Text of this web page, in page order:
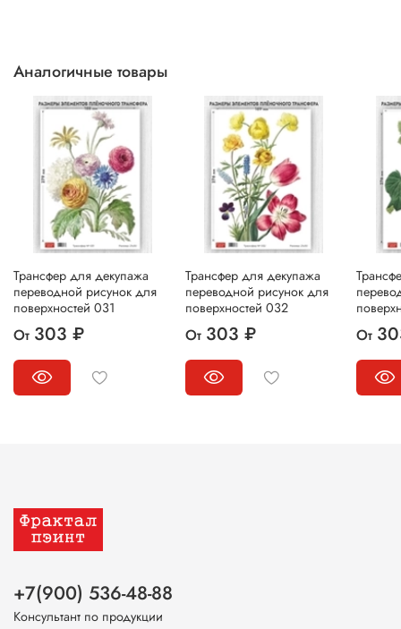
Аналогичные товары
Трансфер для декупажа
переводной рисунок для
поверхностей 031
От 303 ₽
Трансфер для декупажа
переводной рисунок для
поверхностей 032
От 303 ₽ От
+7(900) 536-48-88
Консультант по продукции